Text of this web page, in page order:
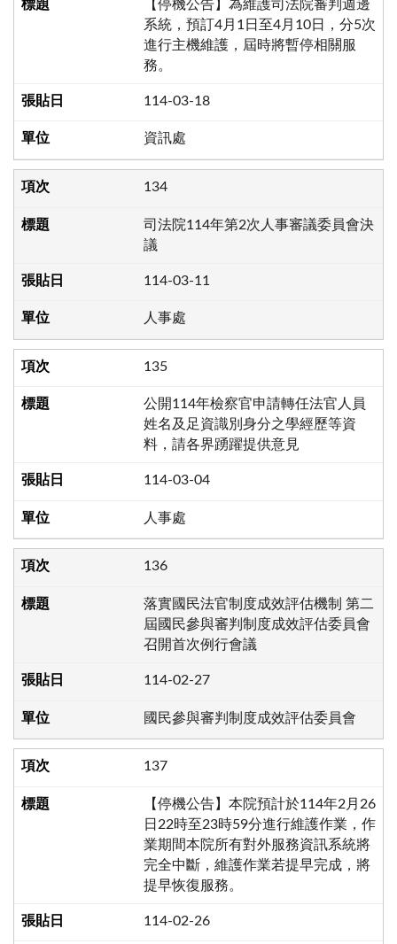
【停機公告】為維護司法院審判週邊
系統，預訂4月1日至4月10日，分5次
進行主機維護，屆時將暫停相關服
務。
114-03-18
資訊處
134
司法院114年第2次人事審議委員會決
議
114-03-11
人事處
135
公開114年檢察官申請轉任法官人員
姓名及足資識別身分之學經歷等資
料，請各界踴躍提供意見
114-03-04
人事處
136
落實國民法官制度成效評估機制 第二
屆國民參與審判制度成效評估委員會
召開首次例行會議
114-02-27
國民參與審判制度成效評估委員會
137
【停機公告】本院預計於114年2月26
日22時至23時59分進行維護作業，作
業期間本院所有對外服務資訊系統將
完全中斷，維護作業若提早完成，將
提早恢復服務。
114-02-26